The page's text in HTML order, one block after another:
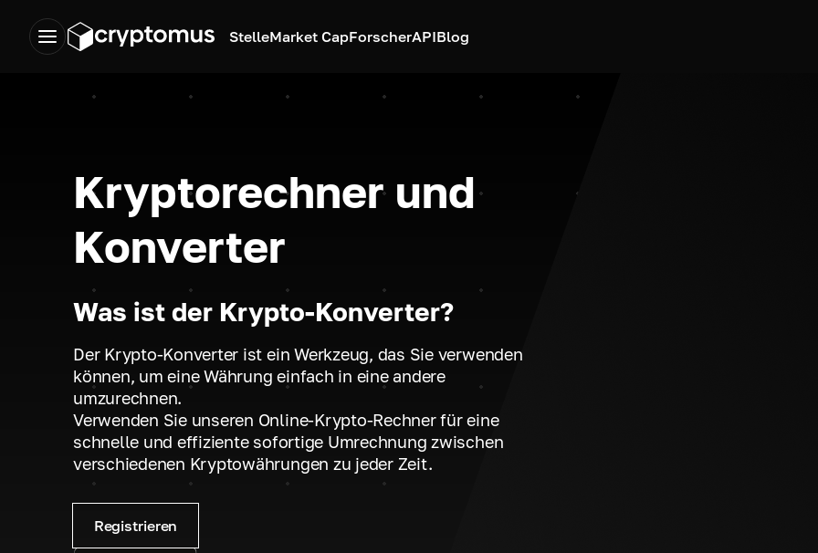
StelleMarket CapForscherAPIBlog
Kryptorechner und
Konverter
Was ist der Krypto-Konverter?
Der Krypto-Konverter ist ein Werkzeug, das Sie verwenden
können, um eine Währung einfach in eine andere
umzurechnen.
Verwenden Sie unseren Online-Krypto-Rechner für eine
schnelle und effiziente sofortige Umrechnung zwischen
verschiedenen Kryptowährungen zu jeder Zeit.
Registrieren